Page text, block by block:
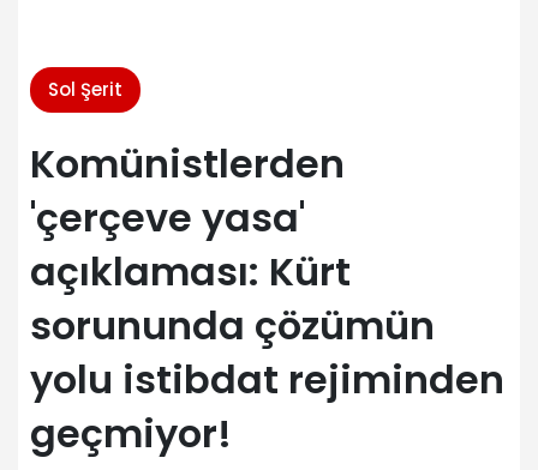
Sol Şerit
Komünistlerden
'çerçeve yasa'
açıklaması: Kürt
sorununda çözümün
yolu istibdat rejiminden
geçmiyor!